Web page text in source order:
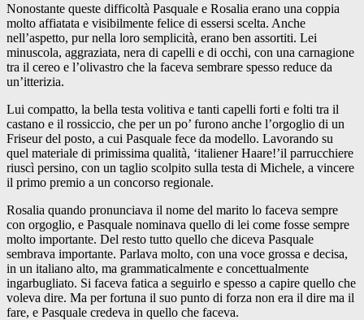
Nonostante queste difficoltà Pasquale e Rosalia erano una coppia
molto affiatata e visibilmente felice di essersi scelta. Anche
nell’aspetto, pur nella loro semplicità, erano ben assortiti. Lei
minuscola, aggraziata, nera di capelli e di occhi, con una carnagione
tra il cereo e l’olivastro che la faceva sembrare spesso reduce da
un’itterizia.
Lui compatto, la bella testa volitiva e tanti capelli forti e folti tra il
castano e il rossiccio, che per un po’ furono anche l’orgoglio di un
Friseur del posto, a cui Pasquale fece da modello. Lavorando su
quel materiale di primissima qualità, ‘italiener Haare!’il parrucchiere
riuscì persino, con un taglio scolpito sulla testa di Michele, a vincere
il primo premio a un concorso regionale.
Rosalia quando pronunciava il nome del marito lo faceva sempre
con orgoglio, e Pasquale nominava quello di lei come fosse sempre
molto importante. Del resto tutto quello che diceva Pasquale
sembrava importante. Parlava molto, con una voce grossa e decisa,
in un italiano alto, ma grammaticalmente e concettualmente
ingarbugliato. Si faceva fatica a seguirlo e spesso a capire quello che
voleva dire. Ma per fortuna il suo punto di forza non era il dire ma il
fare, e Pasquale credeva in quello che faceva.